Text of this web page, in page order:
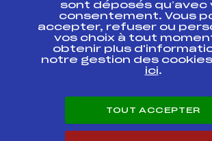
Antidopage
Pôle Développement,
Scientifique
Listes ministérielles
Pôle vie de l’athlète
Carrières
sont déposés qu’avec
consentement. Vous
accepter, refuser ou
vos choix à tout
obtenir plus
notre gestion des
ici.
TOUT ACCEPTER